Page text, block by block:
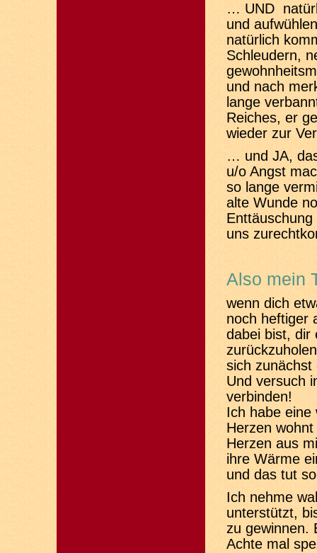
… UND
und
natürlich
Schleudern,
und nach
lange
Reiches, er
wieder zur
… und JA,
u/o Angst
so lange
alte Wunde
uns
Also mein
wenn dich
noch heftiger
dabei bist, dir
sich zunächst
Und versuch
verbinden!
Ich habe eine
Herzen
Herzen aus
ihre Wärme
und das tut
Ich nehme
unterstützt,
zu gewinnen.
Achte mal